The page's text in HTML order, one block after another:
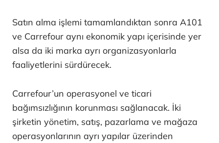
Satın alma işlemi tamamlandıktan sonra A101
ve Carrefour aynı ekonomik yapı içerisinde yer
alsa da iki marka ayrı organizasyonlarla
faaliyetlerini sürdürecek.
Carrefour’un operasyonel ve ticari
bağımsızlığının korunması sağlanacak. İki
şirketin yönetim, satış, pazarlama ve mağaza
operasyonlarının ayrı yapılar üzerinden